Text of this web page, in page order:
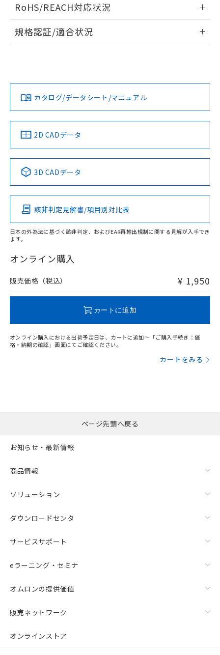
ドすることができます。
ログイン/会員登録
ダウンロードデータをご利用いただく前に、以下を必ずお読
みください。
ソフトウェアの使用条件
RoHS/REACH対応状況
EU RoHS 注意事項・凡例
対応済み
中国 RoHS 注意事項・凡例
Pb Hg Cd Cr(VI)
O
在庫等で未対応品が混在する可能性があります。
問い合わせください。
規格認証/適合状況
LR型式承認
（イギリス
船舶規格）
DNV型式承認
（ノルウェー
BV型式承認
（フランス
KR型式
（韓国
No No No No
この製品の規格認証/適合状況ページへ
その他の認証はこちらのページからご検索ください
カタログ/データシート/マニュアル
2D CADデータ
3D CADデータ
該非判定見解書/項目別対比表
日本の外為法に基づく該非判定、およびEAR再輸出規制に関する見解が入手でき
ます。
オンライン購入
販売価格（税込） ¥ 1,950
カートに追加
オンライン購入における出荷予定日は、カートに追加～「ご購入手続き：価
格・納期の確認」画面にてご確認ください。
カートをみる
物質の対応では、対応完了までの期間は出
荷製品に未対応品が混在することから備考
欄に対応日を記載しておりました。
既に当社にて対応品への在庫切替を完了
ページ先頭へ戻る
お知らせ・最新情報
商品情報
ソリューション
ダウンロードセンタ
サービスサポート
eラーニング・セミナ
オムロンの提供価値
販売ネットワーク
オンラインストア